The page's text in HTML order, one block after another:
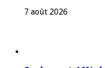
7 août 2026